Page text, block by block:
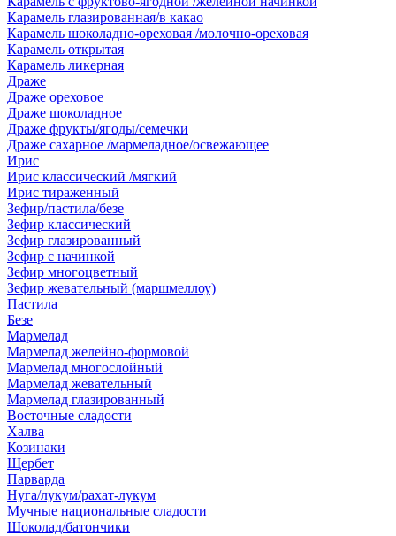
Карамель глазированная/в какао
Карамель шоколадно-ореховая /молочно-ореховая
Карамель открытая
Карамель ликерная
Драже
Драже ореховое
Драже шоколадное
Драже фрукты/ягоды/семечки
Драже сахарное /мармеладное/освежающее
Ирис
Ирис классический /мягкий
Ирис тираженный
Зефир/пастила/безе
Зефир классический
Зефир глазированный
Зефир с начинкой
Зефир многоцветный
Зефир жевательный (маршмеллоу)
Пастила
Безе
Мармелад
Мармелад желейно-формовой
Мармелад многослойный
Мармелад жевательный
Мармелад глазированный
Восточные сладости
Халва
Козинаки
Щербет
Парварда
Нуга/лукум/рахат-лукум
Мучные национальные сладости
Шоколад/батончики